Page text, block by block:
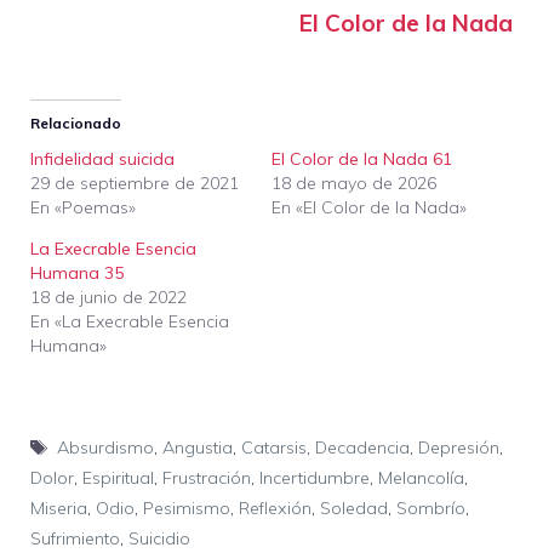
El Color de la Nada
Relacionado
Infidelidad suicida
29 de septiembre de 2021
En «Poemas»
El Color de la Nada 61
18 de mayo de 2026
En «El Color de la Nada»
La Execrable Esencia
Humana 35
18 de junio de 2022
En «La Execrable Esencia
Humana»
Etiquetas
Absurdismo, Angustia, Catarsis, Decadencia, Depresión,
Dolor, Espiritual, Frustración, Incertidumbre, Melancolía,
Miseria, Odio, Pesimismo, Reflexión, Soledad, Sombrío,
Sufrimiento, Suicidio